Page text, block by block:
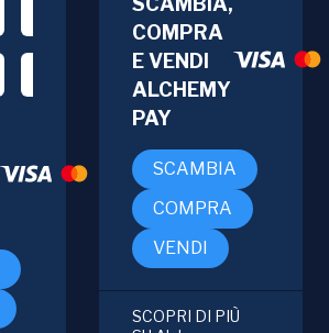
COMPRA
E VENDI
ALCHEMY
PAY
SCAMBIA
COMPRA
VENDI
SCOPRI DI PIÙ